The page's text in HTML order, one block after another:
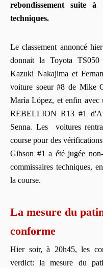
rebondissement suite à
techniques.
Le classement annoncé
donnait la Toyota
Kazuki Nakajima et
voiture soeur #8 de Mike
María López, et enfin avec
REBELLION R13 #1
Senna. Les voitures
course pour des
Gibson #1 a été jugée
commissaires techniques,
la course.
La mesure du
conforme
Hier soir, à 20h45, les
verdict: la mesure du